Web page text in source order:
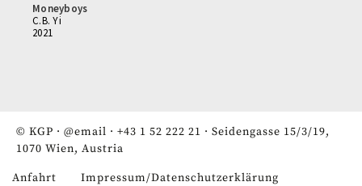
Moneyboys
C.B. Yi
2021
© KGP · @email · +43 1 52 222 21 · Seidengasse 15/3/19,
1070 Wien, Austria
Anfahrt Impressum/Datenschutzerklärung